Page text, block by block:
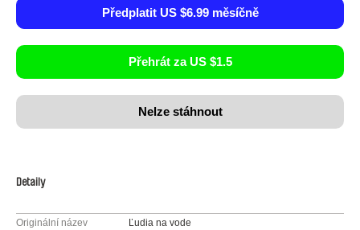
Předplatit US $6.99 měsíčně
Přehrát za US $1.5
Nelze stáhnout
Detaily
Originální název
Ľudia na vode